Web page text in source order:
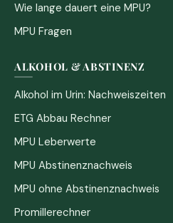
Wie lange dauert eine MPU?
MPU Fragen
ALKOHOL & ABSTINENZ
Alkohol im Urin: Nachweiszeiten
ETG Abbau Rechner
MPU Leberwerte
MPU Abstinenznachweis
MPU ohne Abstinenznachweis
Promillerechner